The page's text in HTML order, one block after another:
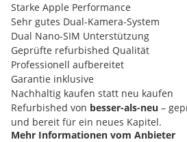
Starke Apple Performance
Sehr gutes Dual-Kamera-System
Dual Nano-SIM Unterstützung
Geprüfte refurbished Qualität
Professionell aufbereitet
Garantie inklusive
Nachhaltig kaufen statt neu kaufen
Refurbished von besser-als-neu –
und bereit für ein neues Kapitel.
Mehr Informationen vom Anbieter